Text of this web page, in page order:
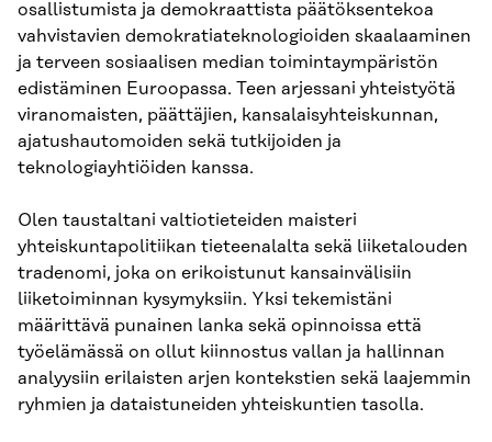
osallistumista ja demokraattista päätöksentekoa
vahvistavien demokratiateknologioiden skaalaaminen
ja terveen sosiaalisen median toimintaympäristön
edistäminen Euroopassa. Teen arjessani yhteistyötä
viranomaisten, päättäjien, kansalaisyhteiskunnan,
ajatushautomoiden sekä tutkijoiden ja
teknologiayhtiöiden kanssa.
Olen taustaltani valtiotieteiden maisteri
yhteiskuntapolitiikan tieteenalalta sekä liiketalouden
tradenomi, joka on erikoistunut kansainvälisiin
liiketoiminnan kysymyksiin. Yksi tekemistäni
määrittävä punainen lanka sekä opinnoissa että
työelämässä on ollut kiinnostus vallan ja hallinnan
analyysiin erilaisten arjen kontekstien sekä laajemmin
ryhmien ja dataistuneiden yhteiskuntien tasolla.